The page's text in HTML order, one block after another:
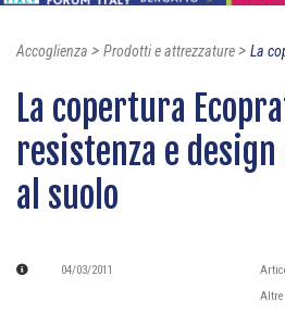
Accoglienza > Prodotti e attrezzature> La
La copertura
resistenza e design
al suolo
04/03/2011